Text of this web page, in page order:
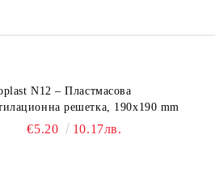
N12 – Пластмасова
решетка, 190x190 mm
€5.20 10.17лв.